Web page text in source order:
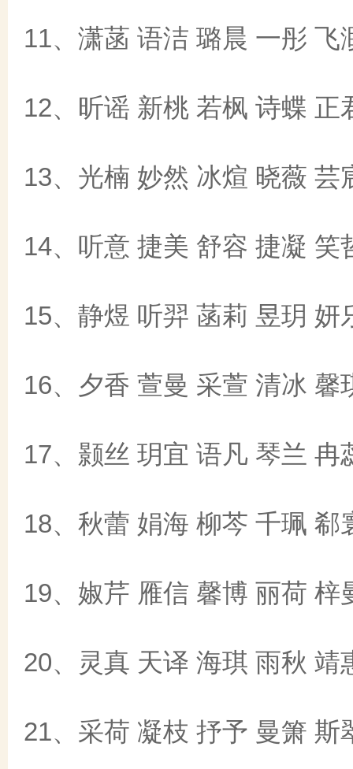
11、潇菡 语洁 璐晨 一彤 飞
12、昕谣 新桃 若枫 诗蝶 正
13、光楠 妙然 冰煊 晓薇 芸
14、听意 捷美 舒容 捷凝 笑
15、静煜 听羿 菡莉 昱玥 妍
16、夕香 萱曼 采萱 清冰 馨
17、颢丝 玥宜 语凡 琴兰 冉
18、秋蕾 娟海 柳芩 千珮 郗
19、婌芹 雁信 馨博 丽荷 梓
20、灵真 天译 海琪 雨秋 靖
21、采荷 凝枝 抒予 曼箫 斯